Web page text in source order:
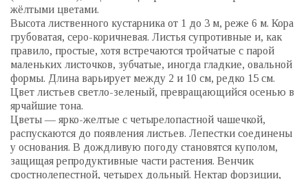
жёлтыми цветами.
Высота лиственного кустарника от 1 до 3 м, реже 6 м. Кора
грубоватая, серо-коричневая. Листья супротивные и, как
правило, простые, хотя встречаются тройчатые с парой
маленьких листочков, зубчатые, иногда гладкие, овальной
формы. Длина варьирует между 2 и 10 см, редко 15 см.
Цвет листьев светло-зеленый, превращающийся осенью в
ярчайшие тона.
Цветы — ярко-желтые с четырелопастной чашечкой,
распускаются до появления листьев. Лепестки соединены
у основания. В дождливую погоду становятся куполом,
защищая репродуктивные части растения. Венчик
сростнолепестной, четырех дольный. Нектар форзиции,